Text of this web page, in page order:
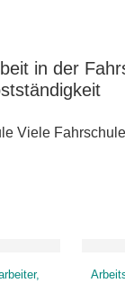
in der
Viele